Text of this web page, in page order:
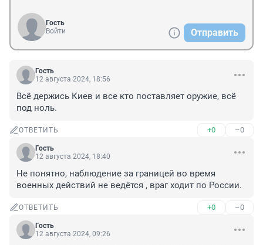
Гость
Войти
Отправить
Гость
12 августа 2024, 18:56
Всё держись Киев и все кто поставляет оружие, всё
под ноль.
ОТВЕТИТЬ +0 –0
Гость
12 августа 2024, 18:40
Не понятно, наблюдение за границей во время
военных действий не ведётся , враг ходит по России.
ОТВЕТИТЬ +0 –0
Гость
12 августа 2024, 09:26